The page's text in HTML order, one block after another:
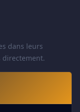
dans leurs
directement.